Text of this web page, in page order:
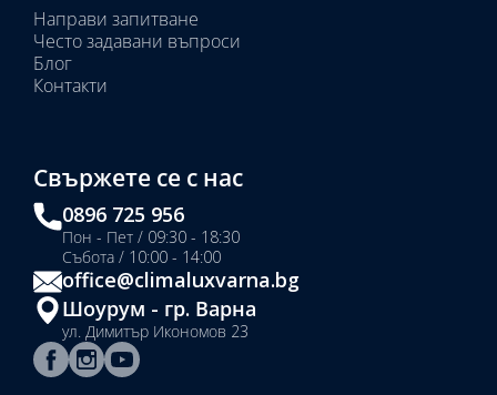
Направи запитване
Често задавани въпроси
Блог
Контакти
Свържете се с нас
0896 725 956
Пон - Пет / 09:30 - 18:30
Събота / 10:00 - 14:00
office@climaluxvarna.bg
Шоурум - гр. Варна
ул. Димитър Икономов 23